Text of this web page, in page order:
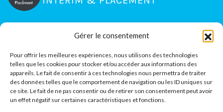
Gérer le consentement
Pour offrir les meilleures expériences, nous utilisons des technologies
telles que les cookies pour stocker et/ou accéder aux informations des
appareils. Le fait de consentir à ces technologies nous permettra de traiter
des données telles que le comportement de navigation ou les ID uniques sur
ce site. Le fait de ne pas consentir ou de retirer son consentement peut avoir
un effet négatif sur certaines caractéristiques et fonctions.
15 rue Jean Claret, Zone La Pardieu
Clermont-Ferrand
04 73 35 80 51